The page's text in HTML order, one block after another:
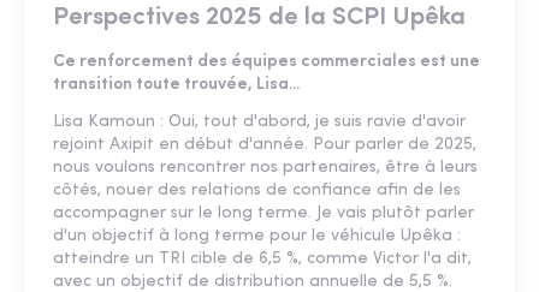
Perspectives 2025 de la SCPI Upêka
Ce renforcement des équipes commerciales est une
transition toute trouvée, Lisa...
Lisa Kamoun : Oui, tout d'abord, je suis ravie d'avoir
rejoint Axipit en début d'année. Pour parler de 2025,
nous voulons rencontrer nos partenaires, être à leurs
côtés, nouer des relations de confiance afin de les
accompagner sur le long terme. Je vais plutôt parler
d'un objectif à long terme pour le véhicule Upêka :
atteindre un TRI cible de 6,5 %, comme Victor l'a dit,
avec un objectif de distribution annuelle de 5,5 %.